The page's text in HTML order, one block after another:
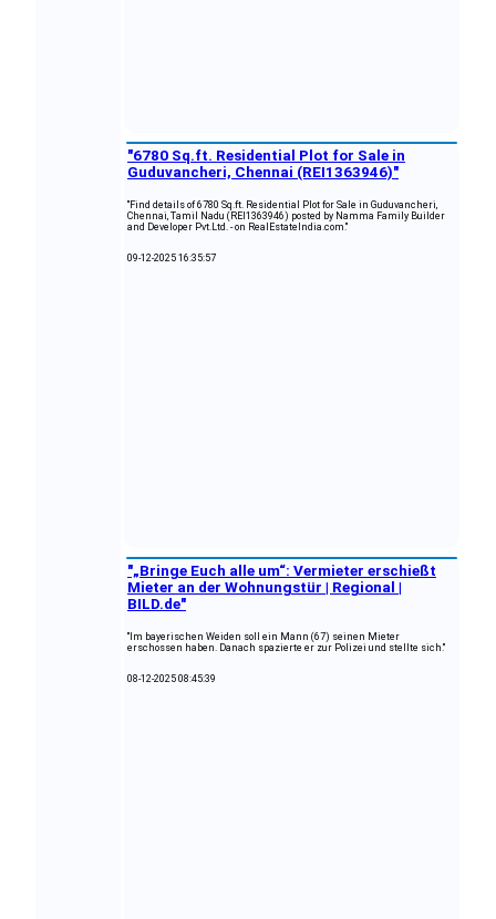
"6780 Sq.ft. Residential Plot for Sale in
Guduvancheri, Chennai (REI1363946)"
"Find details of 6780 Sq.ft. Residential Plot for Sale in Guduvancheri,
Chennai, Tamil Nadu (REI1363946) posted by Namma Family Builder
and Developer Pvt.Ltd. - on RealEstateIndia.com."
09-12-2025 16:35:57
"„Bringe Euch alle um“: Vermieter erschießt
Mieter an der Wohnungstür | Regional |
BILD.de"
"Im bayerischen Weiden soll ein Mann (67) seinen Mieter
erschossen haben. Danach spazierte er zur Polizei und stellte sich."
08-12-2025 08:45:39